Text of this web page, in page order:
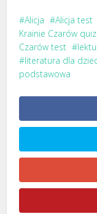
Alicja Alicja test
Krainie Czarów quiz
Czarów test
literatura dla
podstawowa